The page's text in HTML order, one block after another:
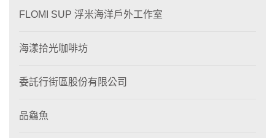
FLOMI SUP 浮米海洋戶外工作室
海漾拾光咖啡坊
委託行街區股份有限公司
品鱻魚